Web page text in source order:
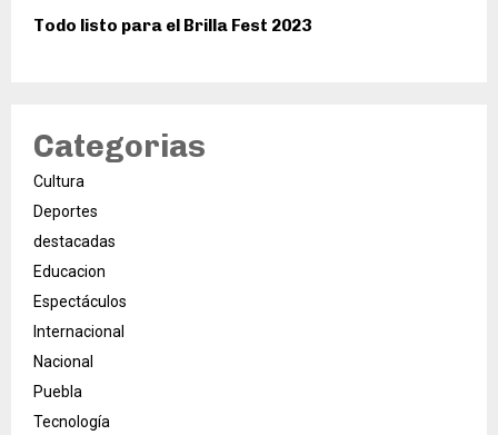
Todo listo para el Brilla Fest 2023
Categorias
Cultura
Deportes
destacadas
Educacion
Espectáculos
Internacional
Nacional
Puebla
Tecnología